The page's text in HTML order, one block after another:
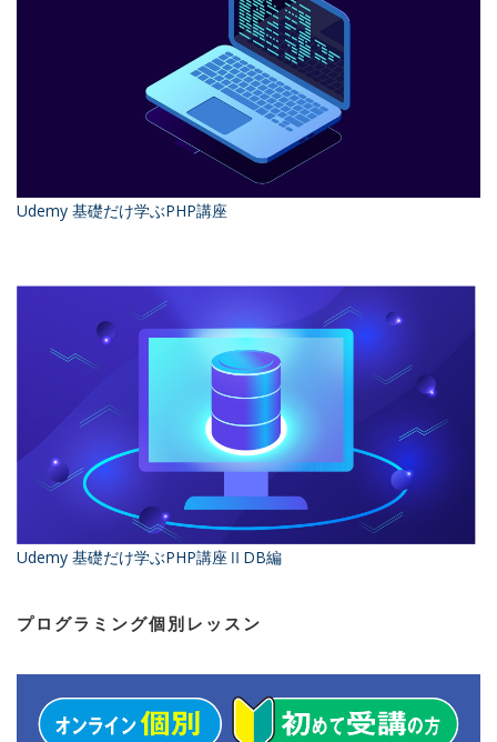
Udemy 基礎だけ学ぶPHP講座
Udemy 基礎だけ学ぶPHP講座ⅡDB編
プログラミング個別レッスン